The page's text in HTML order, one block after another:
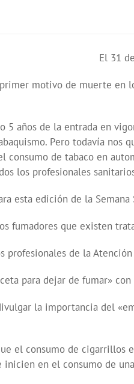
El 31
motivo de muerte en
5 años de la entrada en
Pero todavía nos
consumo de tabaco en
los profesionales
esta edición de la Semana
fumadores que existen
profesionales de la
para dejar de fumar»
la importancia del
el consumo de cigarrillos
inicien en el consumo de